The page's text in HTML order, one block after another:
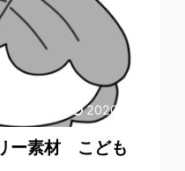
2020/4/12
ー素材 こども